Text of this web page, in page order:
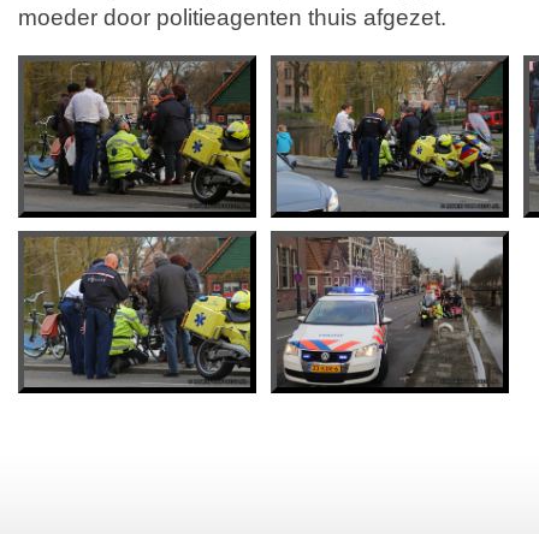
moeder door politieagenten thuis afgezet.